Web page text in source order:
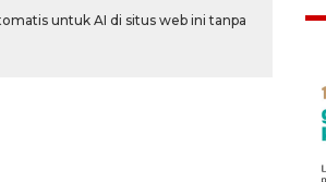
untuk AI di situs web ini tanpa